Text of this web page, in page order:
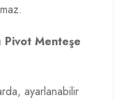
Pivot Menteşe
ayarlanabilir